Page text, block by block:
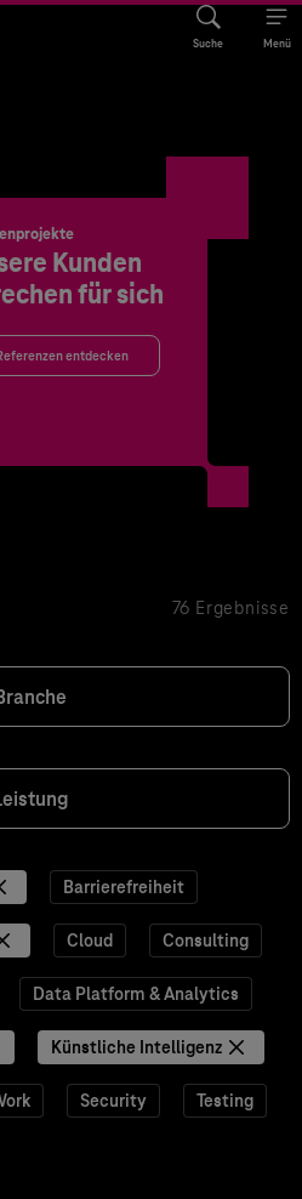
Suche Menü
Kunden
für sich
entdecken
76 Ergebnisse
Barrierefreiheit
Cloud Consulting
Data Platform & Analytics
Künstliche Intelligenz
Security Testing